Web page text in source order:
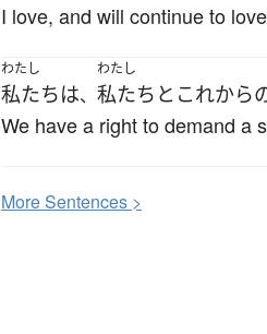
I love, and will continue to
わたし
私たちは、
わたし
私たち と これから
We have a right to demand a
MoreSentences >